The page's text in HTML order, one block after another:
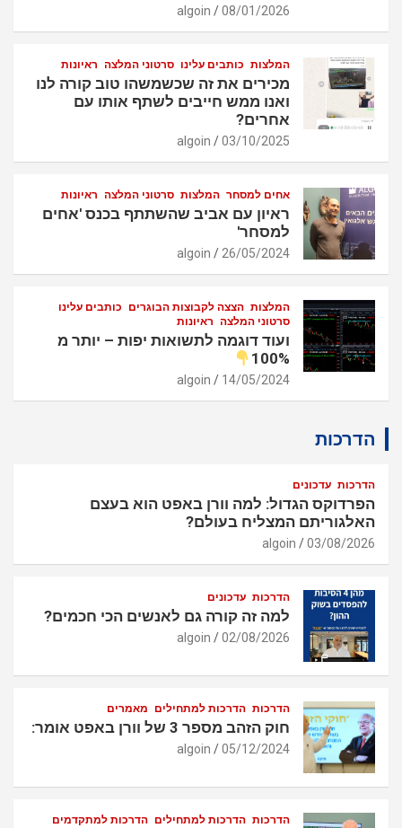
08/01/2026
algoin
המלצות כותבים עלינו סרטוני המלצה ראיונות
מכירים את זה שכשמשהו טוב קורה לנו
ואנו ממש חייבים לשתף אותו עם
אחרים?
03/10/2025
algoin
אחים למסחר המלצות סרטוני המלצה ראיונות
ראיון עם אביב שהשתתף בכנס 'אחים
למסחר'
26/05/2024
algoin
המלצות הצצה לקבוצות הבוגרים
כותבים עלינו
סרטוני המלצה ראיונות
ועוד דוגמה לתשואות יפות – יותר מ
100%
14/05/2024
algoin
הדרכות
הדרכות עדכונים
הפרדוקס הגדול: למה וורן באפט הוא בעצם
האלגוריתם המצליח בעולם?
03/08/2026
algoin
הדרכות עדכונים
למה זה קורה גם לאנשים הכי חכמים?
02/08/2026
algoin
הדרכות הדרכות למתחילים מאמרים
חוק הזהב מספר 3 של וורן באפט אומר:
05/12/2024
algoin
הדרכות הדרכות למתחילים הדרכות למתקדמים